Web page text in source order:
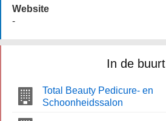
Website
-
In de buurt
Total Beauty Pedicure- en
Schoonheidssalon